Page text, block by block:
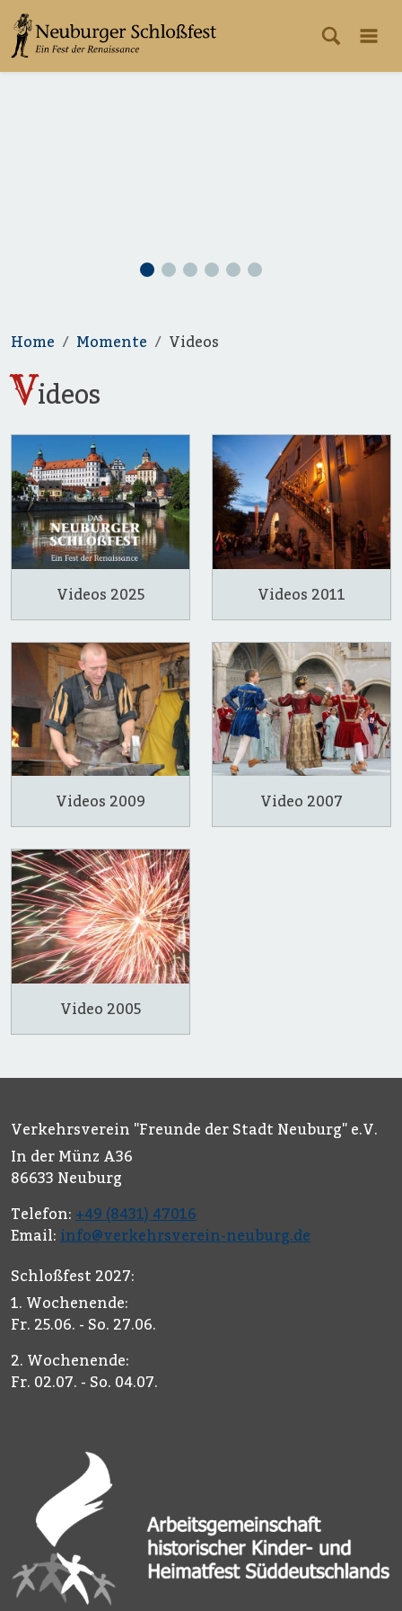
Home Momente Videos
Videos
Videos 2025 Videos 2011
Videos 2009 Video 2007
Video 2005
Verkehrsverein "Freunde der Stadt Neuburg" e.V.
In der Münz A36
86633 Neuburg
Telefon: +49 (8431) 47016
Email: info@verkehrsverein-neuburg.de
Schloßfest 2027:
1. Wochenende:
Fr. 25.06. - So. 27.06.
2. Wochenende:
Fr. 02.07. - So. 04.07.